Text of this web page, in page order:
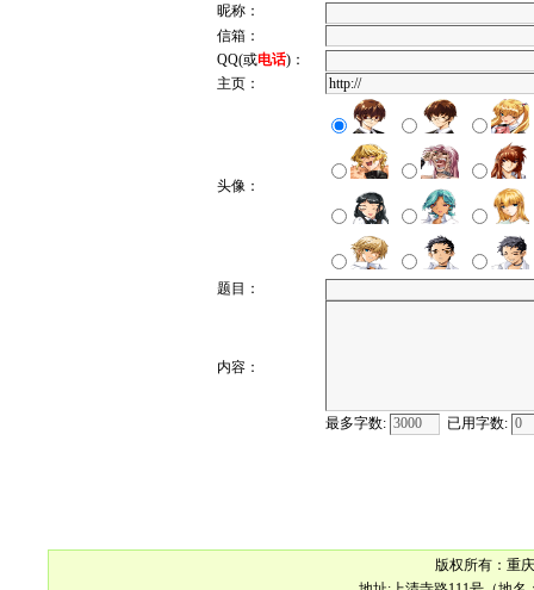
昵称：
信箱：
QQ(或电话)：
主页：
头像：
题目：
内容：
最多字数: 已用字数:
版权所有：重